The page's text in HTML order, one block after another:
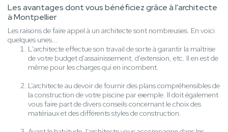
Les avantages dont vous bénéficiez grâce à l'architecte
à Montpellier
Les raisons de faire appel à un architecte sont nombreuses. En voici
quelques unes...
L'architecte effectue son travail de sorte à garantir la maîtrise
de votre budget d'assainissement, d'extension, etc. Il en est de
même pour les charges qui en incombent.
L’architecte au devoir de fournir des plans compréhensibles de
la construction de votre piscine par exemple. Il doit également
vous faire part de divers conseils concernant le choix des
matériaux et des différents styles de construction.